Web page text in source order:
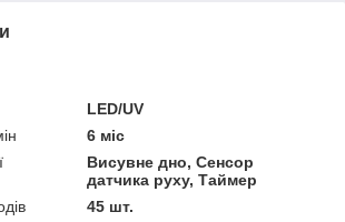
LED/UV
6 міс
Висувне дно, Сенсор
датчика руху, Таймер
45 шт.